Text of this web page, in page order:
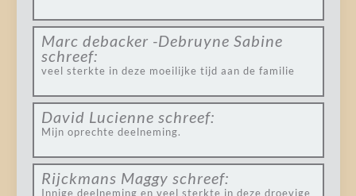
Marc debacker -Debruyne Sabine
schreef:
veel sterkte in deze moeilijke tijd aan de familie
David Lucienne schreef:
Mijn oprechte deelneming.
Rijckmans Maggy schreef:
Innige deelneming en veel sterkte in deze droevige